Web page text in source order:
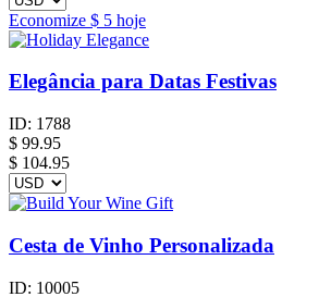
Economize $ 5 hoje
Elegância para Datas Festivas
ID: 1788
$ 99.95
$ 104.95
Cesta de Vinho Personalizada
ID: 10005